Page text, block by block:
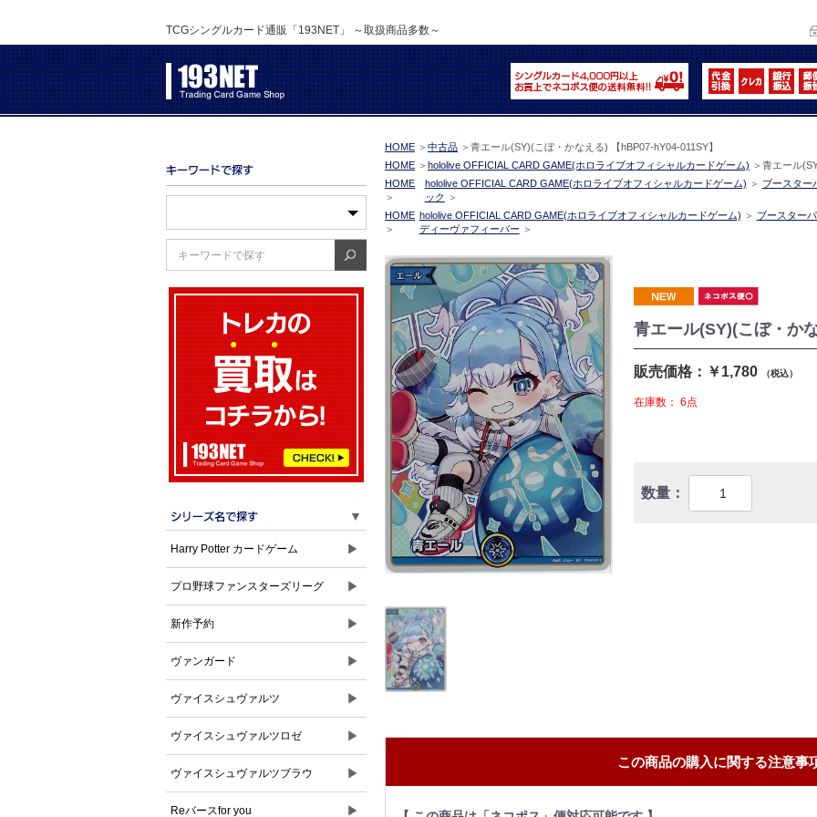
TCGシングルカード通販「193NET」 ～取扱商品多数～
▼
Harry Potter カードゲーム ▶
プロ野球ファンスターズリーグ ▶
新作予約 ▶
ヴァンガード ▶
ヴァイスシュヴァルツ ▶
ヴァイスシュヴァルツロゼ ▶
ヴァイスシュヴァルツブラウ ▶
Reバースfor you ▶
HOME ＞ 中古品 ＞ 青エール(SY)(こぼ・かなえる) 【hBP07-hY04-011SY】
HOME ＞ hololive OFFICIAL CARD GAME(ホロライブオフィシャルカードゲーム) ＞ 青エール
HOME
＞
hololive OFFICIAL CARD GAME(ホロライブオフィシャルカードゲーム) ＞ ブースター
ック
＞
HOME
＞
hololive OFFICIAL CARD GAME(ホロライブオフィシャルカードゲーム) ＞ ブースター
ディーヴァフィーバー ＞
青エール(SY)(こぼ・か
販売価格：￥1,780 （税込）
在庫数：6点
数量：
この商品の購入に関する注意事